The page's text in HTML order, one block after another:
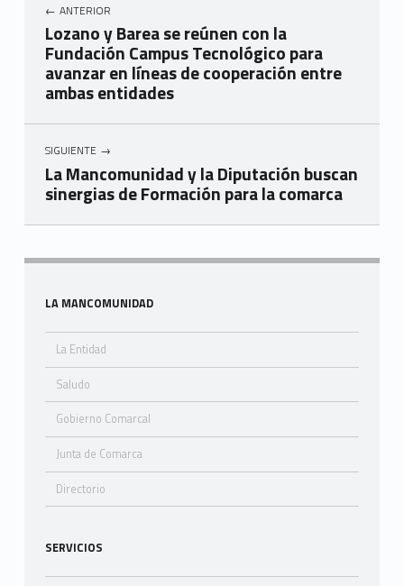
ANTERIOR
Lozano y Barea se reúnen con la
Fundación Campus Tecnológico para
avanzar en líneas de cooperación entre
ambas entidades
SIGUIENTE
La Mancomunidad y la Diputación buscan
sinergias de Formación para la comarca
Sidebar
LA MANCOMUNIDAD
La Entidad
Saludo
Gobierno Comarcal
Junta de Comarca
Directorio
SERVICIOS